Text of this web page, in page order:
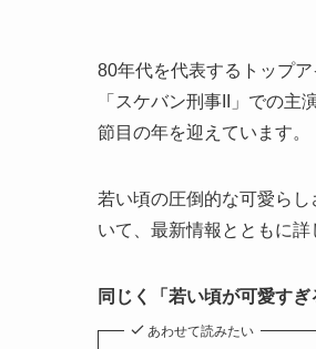
80年代を代表するトップ
「スケバン刑事II」での
節目の年を迎えています。
若い頃の圧倒的な可愛ら
いて、最新情報とともに詳
同じく「若い頃が可愛す
あわせて読みたい